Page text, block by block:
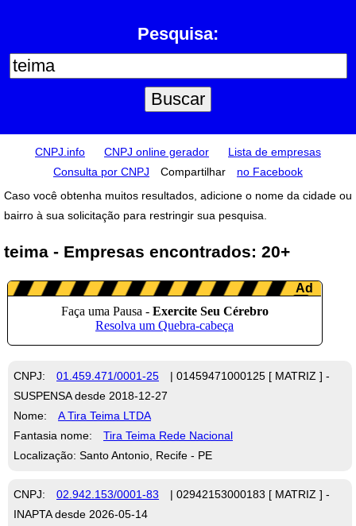
Pesquisa:
CNPJ.info CNPJ online gerador
Lista de empresas
Consulta por CNPJ
Compartilhar
no Facebook
Caso você obtenha muitos resultados, adicione o nome da cidade ou
bairro à sua solicitação para restringir sua pesquisa.
teima - Empresas encontrados: 20+
CNPJ: 01.459.471/0001-25
| 01459471000125 [ MATRIZ ] -
SUSPENSA desde 2018-12-27
Nome:
A Tira Teima LTDA
Fantasia nome:
Tira Teima Rede Nacional
Localização: Santo Antonio, Recife - PE
CNPJ: 02.942.153/0001-83
| 02942153000183 [ MATRIZ ] -
INAPTA desde 2026-05-14